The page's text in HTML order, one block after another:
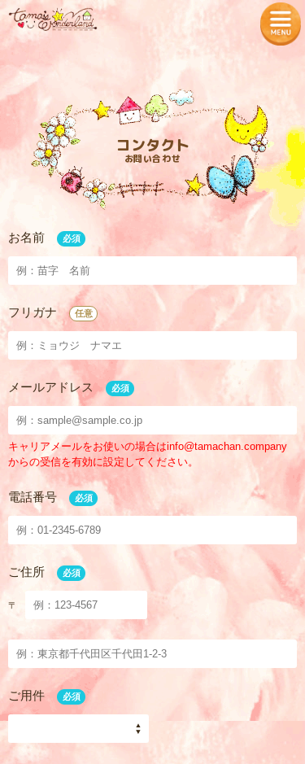
— Tamaʼs Wonderland —
TOPページ プロフィール
魔法の教室 各種商品の販売
タマちゃん神社 入居者様の声
お知らせ 特定商取引法に基づく表記
入居をご希望の方へ プライバシーポリシー
入居お申込み
お問い合わせ
— 居住地区 —
虹の谷
星空台
コンタクト
お問い合わせ
お名前 必須
フリガナ 任意
メールアドレス 必須
キャリアメールをお使いの場合はinfo@tamachan.company
からの受信を有効に設定してください。
電話番号 必須
ご住所 必須
〒
ご用件 必須